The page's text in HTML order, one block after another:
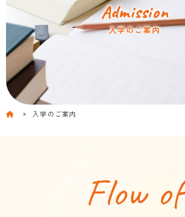
Admission
入学のご案内
入学のご案内
Flow of